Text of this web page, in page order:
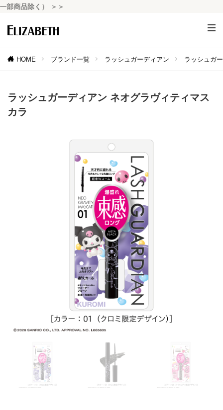
除く） ＞＞
HOME ブランド一覧 ラッシュガーディアン ラッシュガ
ラッシュガーディアン ネオグラヴィティマス
カラ